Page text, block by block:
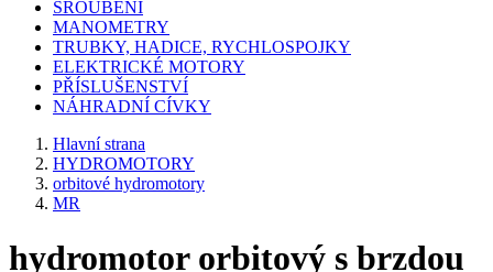
ŠROUBENÍ
MANOMETRY
TRUBKY, HADICE, RYCHLOSPOJKY
ELEKTRICKÉ MOTORY
PŘÍSLUŠENSTVÍ
NÁHRADNÍ CÍVKY
Hlavní strana
HYDROMOTORY
orbitové hydromotory
MR
hydromotor orbitový s brzdou